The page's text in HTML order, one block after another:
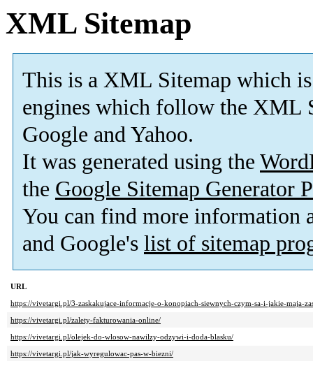
XML Sitemap
This is a XML Sitemap which is
engines which follow the XML
Google and Yahoo.
It was generated using the
the Google Sitemap Generator
You can find more information
and Google's list of sitemap
URL
https://vivetargi.pl/3-zaskakujace-informacje-o-konopiach-siewnych-czym-sa-i-jakie-maja-
https://vivetargi.pl/zalety-fakturowania-online/
https://vivetargi.pl/olejek-do-wlosow-nawilzy-odzywi-i-doda-blasku/
https://vivetargi.pl/jak-wyregulowac-pas-w-biezni/